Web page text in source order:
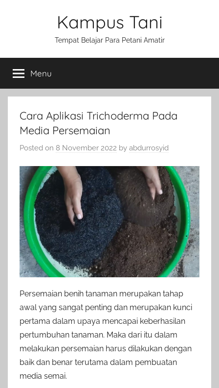
Kampus Tani
Tempat Belajar Para Petani Amatir
Menu
Cara Aplikasi Trichoderma Pada
Media Persemaian
Posted on 8 November 2022 by abdurrosyid
Persemaian benih tanaman merupakan tahap
awal yang sangat penting dan merupakan kunci
pertama dalam upaya mencapai keberhasilan
pertumbuhan tanaman. Maka dari itu dalam
melakukan persemaian harus dilakukan dengan
baik dan benar terutama dalam pembuatan
media semai.